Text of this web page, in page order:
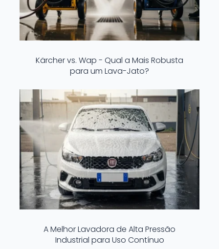
Kärcher vs. Wap - Qual a Mais Robusta
para um Lava-Jato?
A Melhor Lavadora de Alta Pressão
Industrial para Uso Contínuo